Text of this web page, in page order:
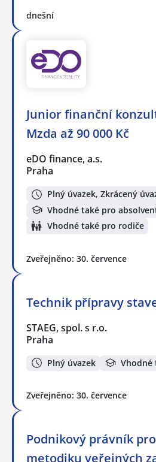
dnešní
Junior finanční
Mzda až 90 000 Kč
eDO finance, a.s.
Praha
Plný úvazek, Zkrácený
Vhodné také pro
Vhodné také pro rodiče
Zveřejněno: 30. července
Technik přípravy
STAEG, spol. s r.o.
Praha
Plný úvazek Vhodné
Zveřejněno: 30. července
Podnikový právník pro
metodiku veřejných